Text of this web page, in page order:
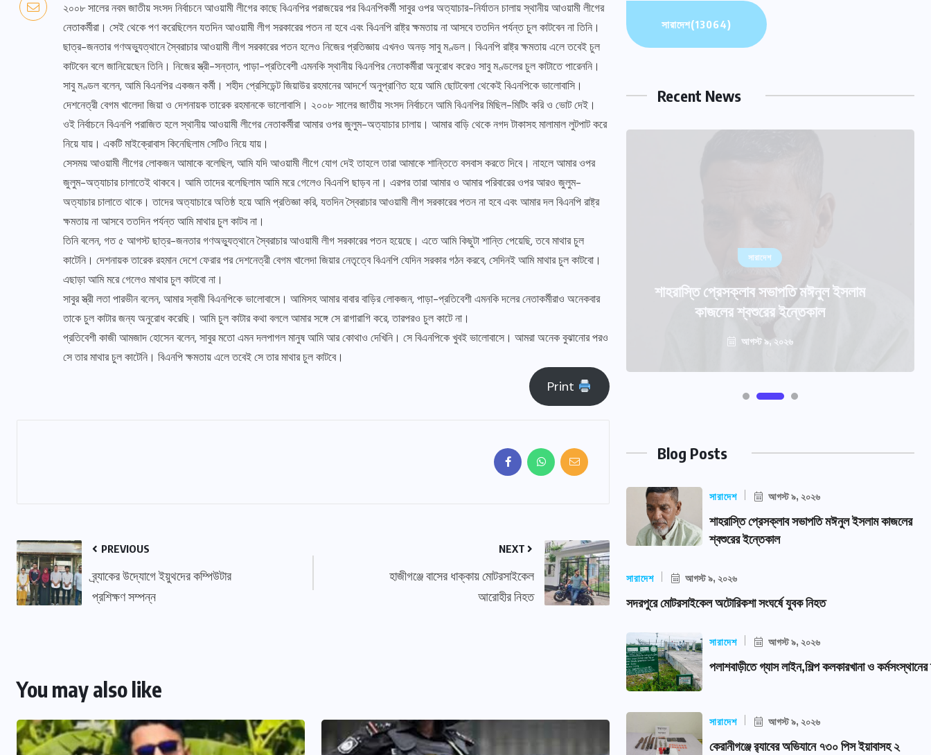
২০০৮ সালের নবম জাতীয় সংসদ নির্বাচনে আওয়ামী লীগের কাছে বিএনপির পরাজয়ের পর বিএনপিকর্মী সাবুর ওপর অত্যাচার-নির্যাতন চালায় স্থানীয় আওয়ামী লীগের
নেতাকর্মীরা। সেই থেকে পণ করেছিলেন যতদিন আওয়ামী লীগ সরকারের পতন না হবে এবং বিএনপি রাষ্ট্র ক্ষমতায় না আসবে ততদিন পর্যন্ত চুল কাটবেন না তিনি।
ছাত্র-জনতার গণঅভ্যুত্থানে স্বৈরাচার আওয়ামী লীগ সরকারের পতন হলেও নিজের প্রতিজ্ঞায় এখনও অনড় সাবু মণ্ডল। বিএনপি রাষ্ট্র ক্ষমতায় এলে তবেই চুল
কাটবেন বলে জানিয়েছেন তিনি। নিজের স্ত্রী-সন্তান, পাড়া-প্রতিবেশী এমনকি স্থানীয় বিএনপির নেতাকর্মীরা অনুরোধ করেও সাবু মণ্ডলের চুল কাটাতে পারেননি।
সাবু মণ্ডল বলেন, আমি বিএনপির একজন কর্মী। শহীদ প্রেসিডেন্ট জিয়াউর রহমানের আদর্শে অনুপ্রাণিত হয়ে আমি ছোটবেলা থেকেই বিএনপিকে ভালোবাসি।
দেশনেত্রী বেগম খালেদা জিয়া ও দেশনায়ক তারেক রহমানকে ভালোবাসি। ২০০৮ সালের জাতীয় সংসদ নির্বাচনে আমি বিএনপির মিছিল-মিটিং করি ও ভোট দেই।
ওই নির্বাচনে বিএনপি পরাজিত হলে স্থানীয় আওয়ামী লীগের নেতাকর্মীরা আমার ওপর জুলুম-অত্যাচার চালায়। আমার বাড়ি থেকে নগদ টাকাসহ মালামাল লুটপাট করে
নিয়ে যায়। একটি মাইক্রোবাস কিনেছিলাম সেটিও নিয়ে যায়।
সেসময় আওয়ামী লীগের লোকজন আমাকে বলেছিল, আমি যদি আওয়ামী লীগে যোগ দেই তাহলে তারা আমাকে শান্তিতে বসবাস করতে দিবে। নাহলে আমার ওপর
জুলুম-অত্যাচার চালাতেই থাকবে। আমি তাদের বলেছিলাম আমি মরে গেলেও বিএনপি ছাড়ব না। এরপর তারা আমার ও আমার পরিবারের ওপর আরও জুলুম-
অত্যাচার চালাতে থাকে। তাদের অত্যাচারে অতিষ্ঠ হয়ে আমি প্রতিজ্ঞা করি, যতদিন স্বৈরাচার আওয়ামী লীগ সরকারের পতন না হবে এবং আমার দল বিএনপি রাষ্ট্র
ক্ষমতায় না আসবে ততদিন পর্যন্ত আমি মাথার চুল কাটব না।
তিনি বলেন, গত ৫ আগস্ট ছাত্র-জনতার গণঅভ্যুত্থানে স্বৈরাচার আওয়ামী লীগ সরকারের পতন হয়েছে। এতে আমি কিছুটা শান্তি পেয়েছি, তবে মাথার চুল
কাটেনি। দেশনায়ক তারেক রহমান দেশে ফেরার পর দেশনেত্রী বেগম খালেদা জিয়ার নেতৃত্বে বিএনপি যেদিন সরকার গঠন করবে, সেদিনই আমি মাথার চুল কাটবো।
এছাড়া আমি মরে গেলেও মাথার চুল কাটবো না।
সাবুর স্ত্রী লতা পারভীন বলেন, আমার স্বামী বিএনপিকে ভালোবাসে। আমিসহ আমার বাবার বাড়ির লোকজন, পাড়া-প্রতিবেশী এমনকি দলের নেতাকর্মীরাও অনেকবার
তাকে চুল কাটার জন্য অনুরোধ করেছি। আমি চুল কাটার কথা বললে আমার সঙ্গে সে রাগারাগি করে, তারপরও চুল কাটে না।
প্রতিবেশী কাজী আমজাদ হোসেন বলেন, সাবুর মতো এমন দলপাগল মানুষ আমি আর কোথাও দেখিনি। সে বিএনপিকে খুবই ভালোবাসে। আমরা অনেক বুঝানোর পরও
সে তার মাথার চুল কাটেনি। বিএনপি ক্ষমতায় এলে তবেই সে তার মাথার চুল কাটবে।
Print
PREVIOUS
ব্র্যাকের উদ্যোগে ইয়ুথদের কম্পিউটার
প্রশিক্ষণ সম্পন্ন
NEXT
হাজীগঞ্জে বাসের ধাক্কায় মোটরসাইকেল
আরোহীর নিহত
You may also like
সারাদেশ(13064)
Recent News
সারাদেশ
পলাশবাড়ীতে গ্যাস লাইন,শিল্প কলকারখানা ও কর্মসংস্থানের দাবি
আগস্ট ৯, ২০২৬
সারাদেশ
শাহরাস্তি প্রেসক্লাব সভাপতি মঈনুল ইসলাম
কাজলের শ্বশুরের ইন্তেকাল
আগস্ট ৯, ২০২৬
সারাদেশ
সদরপুরে মোটরসাইকেল অটোরিকশা সংঘর্ষে যুবক
আগস্ট ৯, ২০২৬
Blog Posts
সারাদেশ আগস্ট ৯, ২০২৬
শাহরাস্তি প্রেসক্লাব সভাপতি মঈনুল ইসলাম কাজলের
শ্বশুরের ইন্তেকাল
সারাদেশ আগস্ট ৯, ২০২৬
সদরপুরে মোটরসাইকেল অটোরিকশা সংঘর্ষে যুবক নিহত
সারাদেশ আগস্ট ৯, ২০২৬
পলাশবাড়ীতে গ্যাস লাইন,শিল্প কলকারখানা ও কর্মসংস্থানের
সারাদেশ আগস্ট ৯, ২০২৬
কেরানীগঞ্জে র‍্যাবের অভিযানে ৭৩০ পিস ইয়াবাসহ ২